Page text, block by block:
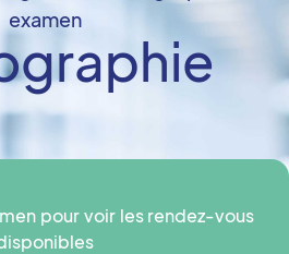
examen
pour voir les rendez-vous